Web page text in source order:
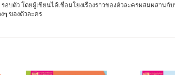
อบตัว โดยผู้เขียนได้เชื่อมโยงเรื่องราวของตัวละครผสมผสาน
ๆ ของตัวละคร